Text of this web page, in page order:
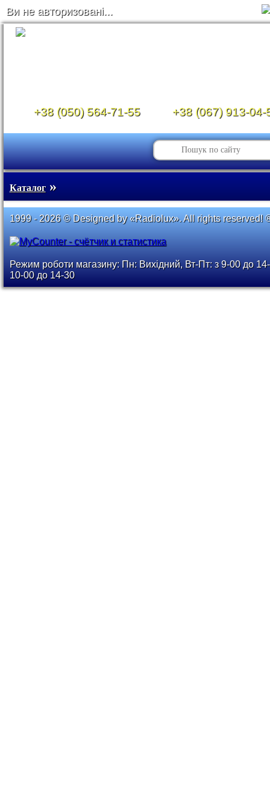
Ви не авторизовані...
+38 (050) 564-71-55 +38 (067) 913-04-
Каталог»
1999 - 2026 © Designed by «Radiolux». All rights reserved!
Режим роботи магазину: Пн: Вихідний, Вт-Пт: з 9-00 до
10-00 до 14-30